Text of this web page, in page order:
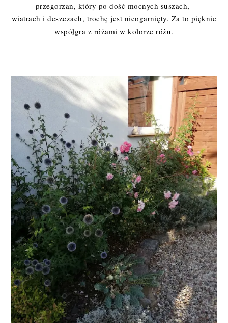
przegorzan, który po dość mocnych suszach,
wiatrach i deszczach, trochę jest nieogarnięty. Za to pięknie
współgra z różami w kolorze różu.